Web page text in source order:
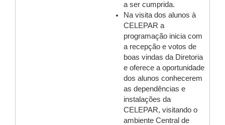
a ser cumprida.
Na visita dos alunos à
CELEPAR a
programação inicia com
a recepção e votos de
boas vindas da Diretoria
e oferece a oportunidade
dos alunos conhecerem
as dependências e
instalações da
CELEPAR, visitando o
ambiente Central de